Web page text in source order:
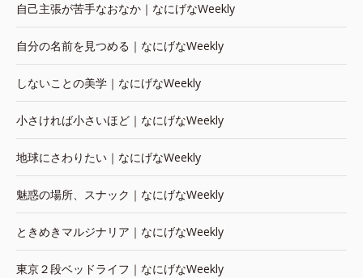
自己主張が苦手なおなか｜なにげなWeekly
自分の名前を見つめる｜なにげなWeekly
しないことの美学｜なにげなWeekly
小さければ小さいほど｜なにげなWeekly
地球にさわりたい｜なにげなWeekly
魅惑の場所、スナック｜なにげなWeekly
ときめきマルジナリア｜なにげなWeekly
東京２段ベッドライフ｜なにげなWeekly